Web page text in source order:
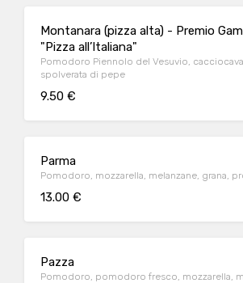
Montanara (pizza alta) - Premio
"Pizza all’Italiana"
Pomodoro Piennolo del Vesuvio,
spolverata di pepe
9.50 €
Parma
Pomodoro, mozzarella, melanzane, grana,
13.00 €
Pazza
Pomodoro, pomodoro fresco, mozzarella,